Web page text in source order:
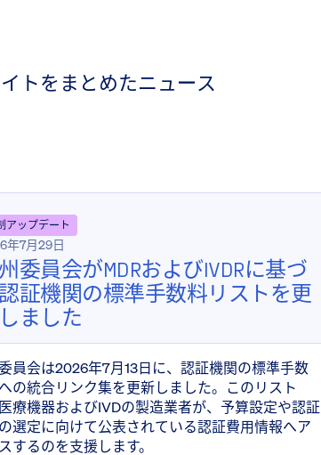
トをまとめたニュース
アップデート
年7月29日
委員会がMDRおよびIVDRに基づ
証機関の標準手数料リストを更
ました
員会は2026年7月13日に、認証機関の標準手数
の統合リンク集を更新しました。このリスト
療機器およびIVDの製造業者が、予算設定や認証
選定に向けて公表されている認証費用情報へア
するのを支援します。